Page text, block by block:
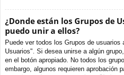
¿Donde están los Grupos de
puedo unir a ellos?
Puede ver todos los Grupos de
Usuarios". Si desea unirse a algún
en el botón apropiado. No todos los
embargo, algunos requieren aprobación